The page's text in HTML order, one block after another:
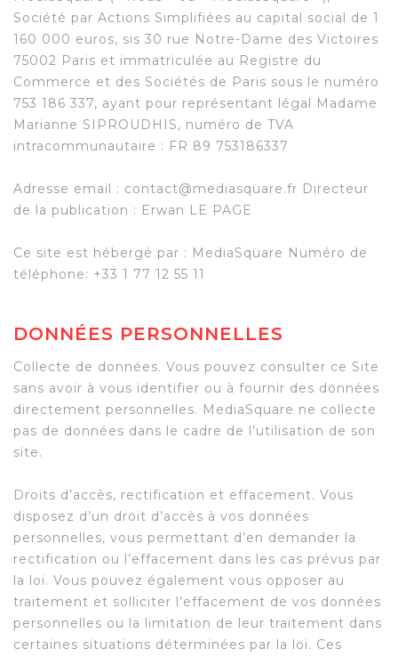
Société par Actions Simplifiées au capital social de 1
160 000 euros, sis 30 rue Notre-Dame des Victoires
75002 Paris et immatriculée au Registre du
Commerce et des Sociétés de Paris sous le numéro
753 186 337, ayant pour représentant légal Madame
Marianne SIPROUDHIS, numéro de TVA
intracommunautaire : FR 89 753186337
Adresse email : contact@mediasquare.fr Directeur
de la publication : Erwan LE PAGE
Ce site est hébergé par : MediaSquare Numéro de
téléphone: +33 1 77 12 55 11
DONNÉES PERSONNELLES
Collecte de données. Vous pouvez consulter ce Site
sans avoir à vous identifier ou à fournir des données
directement personnelles. MediaSquare ne collecte
pas de données dans le cadre de l’utilisation de son
site.
Droits d’accès, rectification et effacement. Vous
disposez d’un droit d’accès à vos données
personnelles, vous permettant d’en demander la
rectification ou l’effacement dans les cas prévus par
la loi. Vous pouvez également vous opposer au
traitement et solliciter l’effacement de vos données
personnelles ou la limitation de leur traitement dans
certaines situations déterminées par la loi. Ces